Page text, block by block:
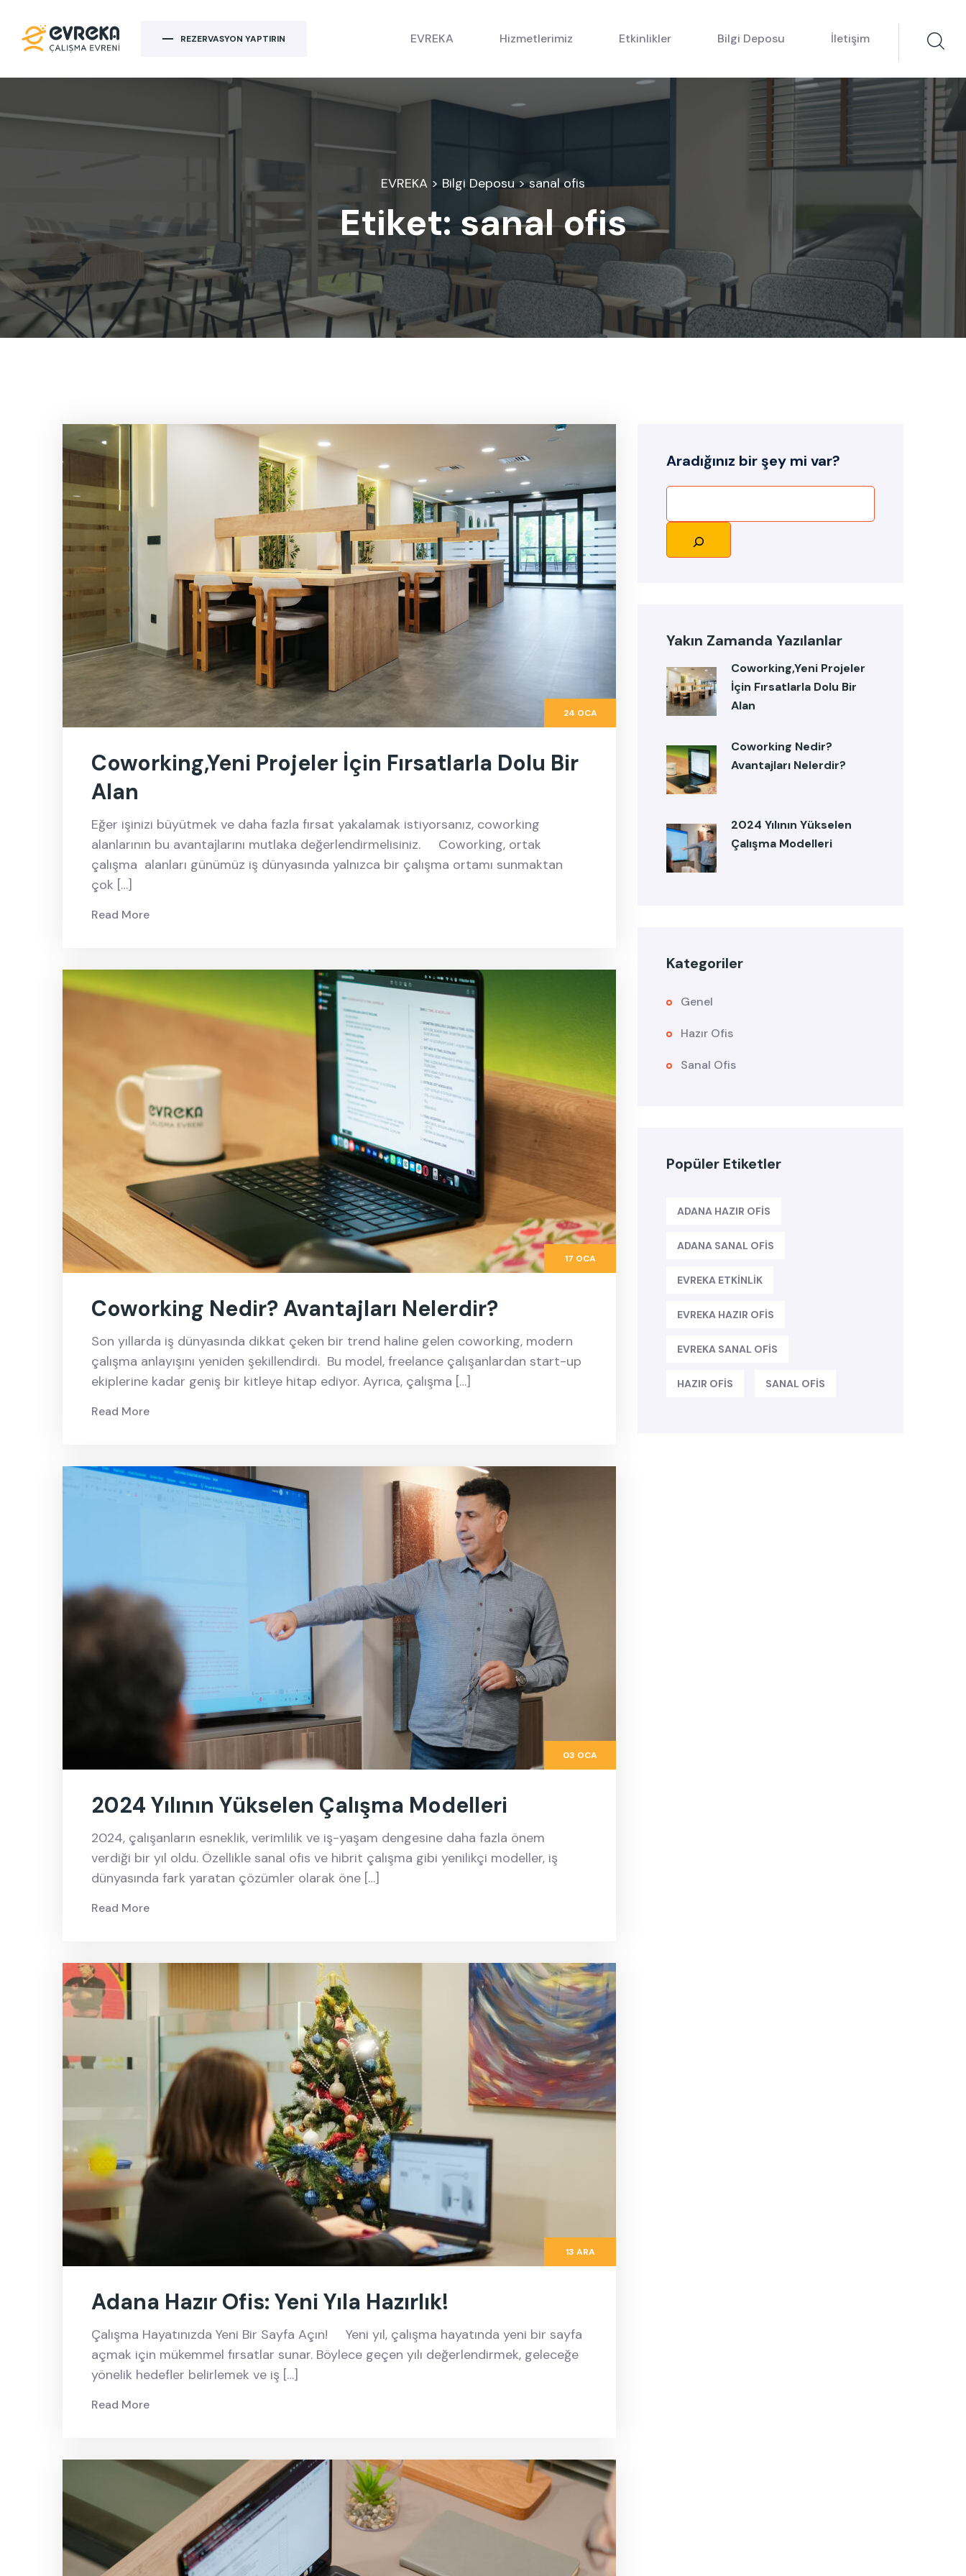
REZERVASYON YAPTIRIN EVREKA Hizmetlerimiz Etkinlikler Bilgi Deposu İletişim
EVREKA > Bilgi Deposu> sanal ofis
Etiket: sanal ofis
24 OCA
Coworking,Yeni Projeler İçin Fırsatlarla Dolu Bir
Alan
Eğer işinizi büyütmek ve daha fazla fırsat yakalamak istiyorsanız, coworking
alanlarının bu avantajlarını mutlaka değerlendirmelisiniz. Coworking, ortak
çalışma alanları günümüz iş dünyasında yalnızca bir çalışma ortamı sunmaktan
çok […]
Read More
17 OCA
Coworking Nedir? Avantajları Nelerdir?
Son yıllarda iş dünyasında dikkat çeken bir trend haline gelen coworking, modern
çalışma anlayışını yeniden şekillendirdi. Bu model, freelance çalışanlardan start-up
ekiplerine kadar geniş bir kitleye hitap ediyor. Ayrıca, çalışma […]
Read More
03 OCA
2024 Yılının Yükselen Çalışma Modelleri
2024, çalışanların esneklik, verimlilik ve iş-yaşam dengesine daha fazla önem
verdiği bir yıl oldu. Özellikle sanal ofis ve hibrit çalışma gibi yenilikçi modeller, iş
dünyasında fark yaratan çözümler olarak öne […]
Read More
13 ARA
Adana Hazır Ofis: Yeni Yıla Hazırlık!
Çalışma Hayatınızda Yeni Bir Sayfa Açın! Yeni yıl, çalışma hayatında yeni bir sayfa
açmak için mükemmel fırsatlar sunar. Böylece geçen yılı değerlendirmek, geleceğe
yönelik hedefler belirlemek ve iş […]
Read More
Aradığınız bir şey mi var?
Yakın Zamanda Yazılanlar
Coworking,Yeni Projeler
İçin Fırsatlarla Dolu Bir
Alan
Coworking Nedir?
Avantajları Nelerdir?
2024 Yılının Yükselen
Çalışma Modelleri
Kategoriler
Genel
Hazır Ofis
Sanal Ofis
Popüler Etiketler
ADANA HAZIR OFIS
ADANA SANAL OFIS
EVREKA ETKINLIK
EVREKA HAZIR OFIS
EVREKA SANAL OFIS
HAZIR OFIS SANAL OFIS